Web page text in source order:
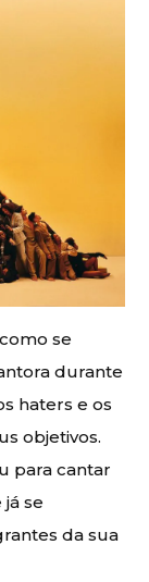
se
durante
haters e os
objetivos.
para cantar
se
da sua